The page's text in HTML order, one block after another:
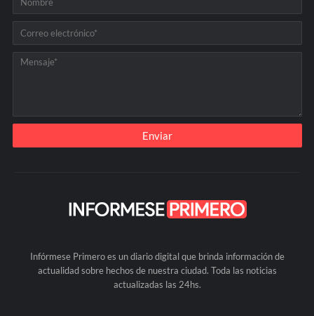
Infórmese Primero es un diario digital que brinda información de
actualidad sobre hechos de nuestra ciudad. Toda las noticias
actualizadas las 24hs.